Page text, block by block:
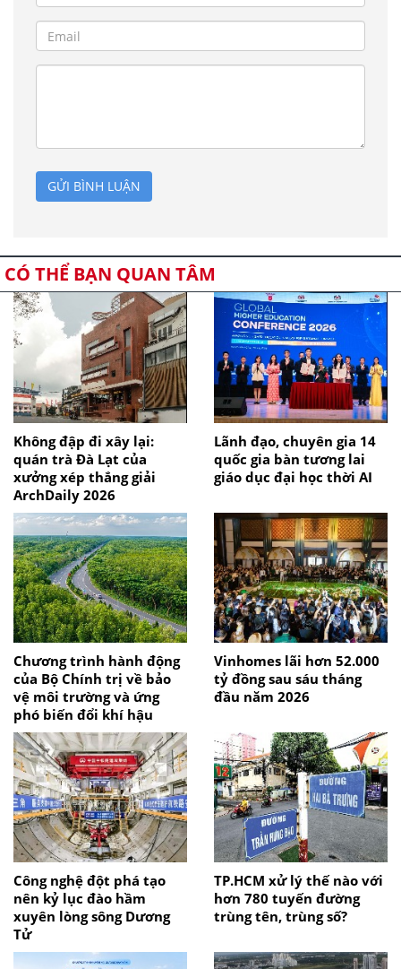
GỬI BÌNH LUẬN
CÓ THỂ BẠN QUAN TÂM
Không đập đi xây lại:
quán trà Đà Lạt của
xưởng xép thắng giải
ArchDaily 2026
Lãnh đạo, chuyên gia 14
quốc gia bàn tương lai
giáo dục đại học thời AI
Chương trình hành động
của Bộ Chính trị về bảo
vệ môi trường và ứng
phó biến đổi khí hậu
Vinhomes lãi hơn 52.000
tỷ đồng sau sáu tháng
đầu năm 2026
Công nghệ đột phá tạo
nên kỷ lục đào hầm
xuyên lòng sông Dương
Tử
TP.HCM xử lý thế nào với
hơn 780 tuyến đường
trùng tên, trùng số?